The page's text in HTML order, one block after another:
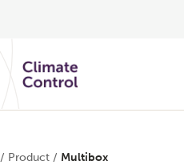
/ Product / Multibox